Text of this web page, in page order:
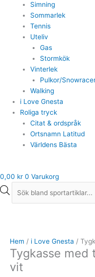
Simning
Sommarlek
Tennis
Uteliv
Gas
Stormkök
Vinterlek
Pulkor/
Walking
i Love Gnesta
Roliga tryck
Citat & ordspråk
Ortsnamn Latitud
Världens Bästa
0,00 kr 0 Varukorg
Hem / i Love Gnesta /
Tygkasse med
vit
tryck
I
Love
Gnesta